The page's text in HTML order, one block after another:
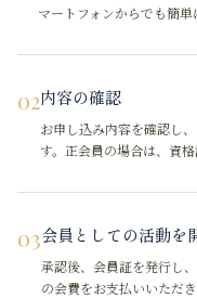
マートフォンからでも簡単
02内容の確認
お申し込み内容を確認し
す。正会員の場合は、資
03会員としての活動を
承認後、会員証を発行し
の会費をお支払いいただ